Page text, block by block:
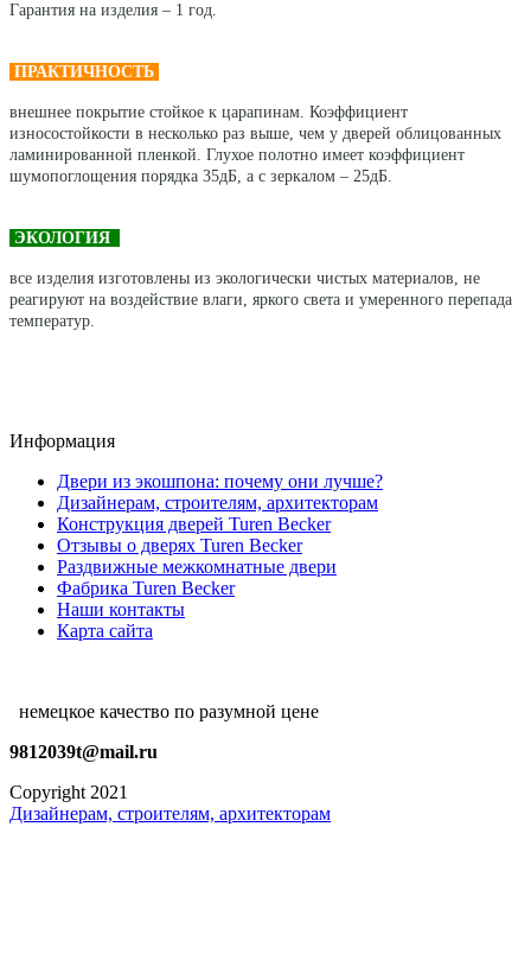
Гарантия на изделия – 1 год.
ПРАКТИЧНОСТЬ
внешнее покрытие стойкое к царапинам. Коэффициент
износостойкости в несколько раз выше, чем у дверей облицованных
ламинированной пленкой. Глухое полотно имеет коэффициент
шумопоглощения порядка 35дБ, а с зеркалом – 25дБ.
ЭКОЛОГИЯ
все изделия изготовлены из экологически чистых материалов, не
реагируют на воздействие влаги, яркого света и умеренного перепада
температур.
Информация
Двери из экошпона: почему они лучше?
Дизайнерам, строителям, архитекторам
Конструкция дверей Turen Becker
Отзывы о дверях Turen Becker
Раздвижные межкомнатные двери
Фабрика Turen Becker
Наши контакты
Карта сайта
немецкое качество по разумной цене
9812039t@mail.ru
Copyright 2021
Дизайнерам, строителям, архитекторам